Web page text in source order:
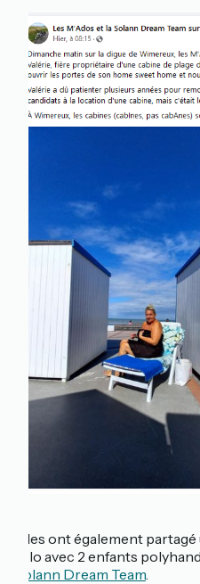
Elles ont également
vélo avec 2 enfants
Solann Dream Team.